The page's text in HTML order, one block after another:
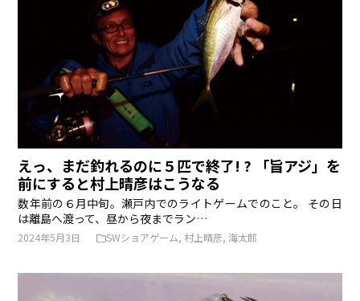
えっ、まだ釣れるのに５匹で終了! ? 「旨アジ」を
前にすると村上晴彦はこうなる
数年前の６月中旬。瀬戸内でのライトゲームでのこと。 その日
は離島へ渡って、昼から夜までラン…
2024年5月3日 SWショアゲーム, 村上晴彦,海太郎